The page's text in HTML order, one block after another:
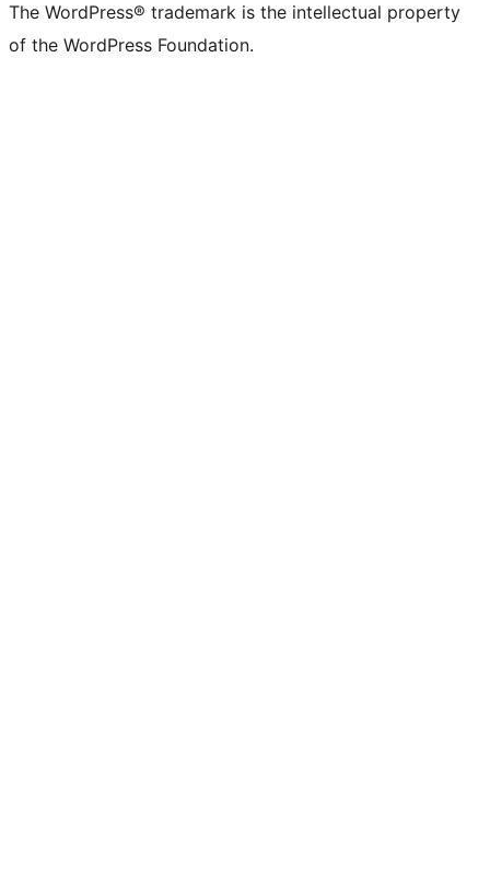
The WordPress® trademark is the intellectual property
of the WordPress Foundation.